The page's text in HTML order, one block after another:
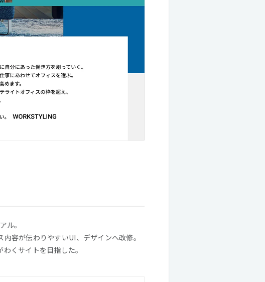
ル。
容が伝わりやすいUI、デザインへ改修。
くサイトを目指した。